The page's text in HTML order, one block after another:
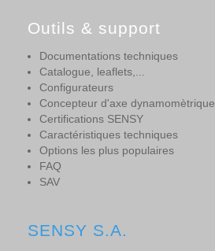
Outils & support
Documentations techniques
Catalogue, leaflets,...
Configurateurs
Concepteur d'axe dynamomètrique
Certifications SENSY
Caractéristiques techniques
Options les plus populaires
FAQ
SAV
SENSY S.A.